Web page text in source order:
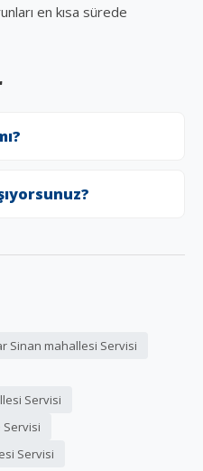
en kısa sürede
Sinan mahallesi Servisi
Servisi
Servisi
Servisi